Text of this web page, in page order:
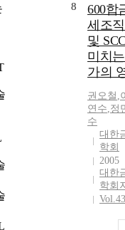
8
600합
세조
및
미치
가의
권오철 ,
연수,정
수
대한
학회
2005
대한
학회